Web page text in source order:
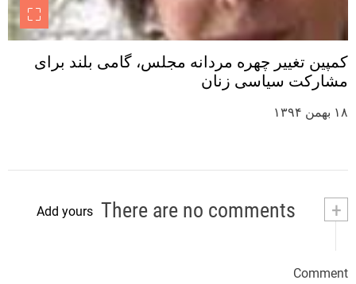
کمپین تغییر چهره مردانه مجلس، گامی بلند برای
مشارکت سیاسی زنان
۱۸ بهمن ۱۳۹۴
+
Add yours
Comment